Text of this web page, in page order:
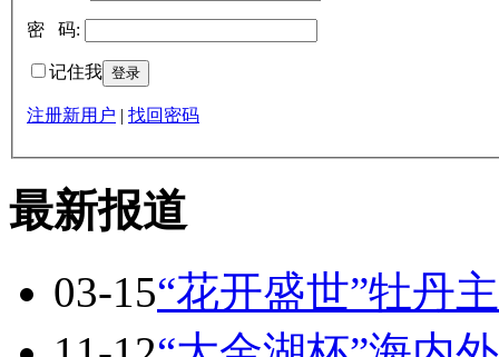
密 码:
记住我
注册新用户 找回密码
最新报道
03-15“花开盛世”牡丹